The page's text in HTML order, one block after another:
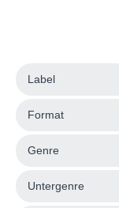
Label
Format
Genre
Untergenre